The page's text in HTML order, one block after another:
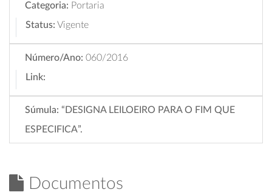
Categoria: Portaria
Status: Vigente
Número/Ano: 060/2016
Link:
Súmula: “DESIGNA LEILOEIRO PARA O FIM QUE
ESPECIFICA”.
Documentos